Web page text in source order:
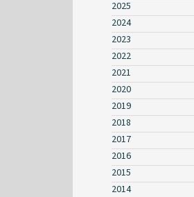
2025
2024
2023
2022
2021
2020
2019
2018
2017
2016
2015
2014